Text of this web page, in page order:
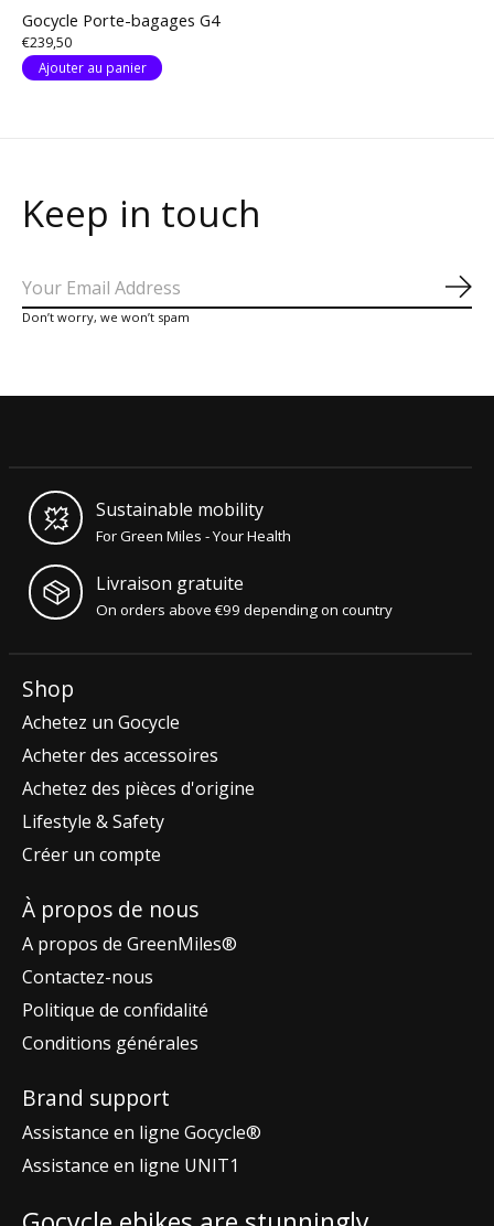
Gocycle Porte-bagages G4
€239,50
Ajouter au panier
Keep in touch
Don’t worry, we won’t spam
Sustainable mobility
For Green Miles - Your Health
Livraison gratuite
On orders above €99 depending on country
Shop
Achetez un Gocycle
Acheter des accessoires
Achetez des pièces d'origine
Lifestyle & Safety
Créer un compte
À propos de nous
A propos de GreenMiles®
Contactez-nous
Politique de confidalité
Conditions générales
Brand support
Assistance en ligne Gocycle®
Assistance en ligne UNIT1